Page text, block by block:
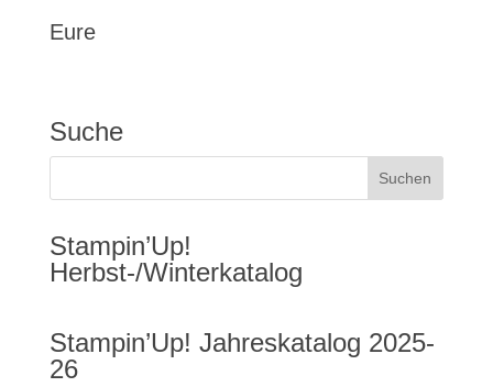
Eure
Suche
Stampin’Up!
Herbst-/Winterkatalog
Stampin’Up! Jahreskatalog 2025-
26